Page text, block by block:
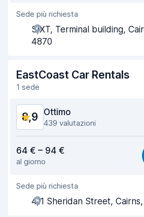
Gentilezza degli agenti
Rapidità del ritiro
Pulizia del veicolo
Condizioni dell'auto
Sede più richiesta
SIXT, Terminal building,
4870
EastCoast Car Rentals
1 sede
8,9 Ottimo
439 valutazioni
Facile da trovare
Gentilezza degli agenti
Rapidità del ritiro
64 € – 94 €
al giorno
Sede più richiesta
411 Sheridan Street,